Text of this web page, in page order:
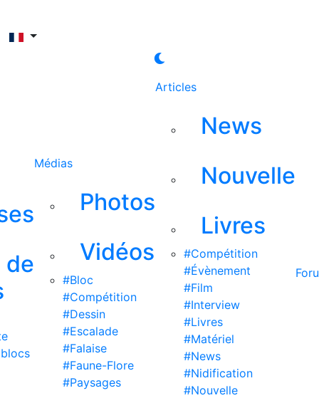
de
Médias
Photos
Vidéos
#Bloc
#Compétition
#Dessin
#Escalade
#Falaise
#Faune-Flore
#Paysages
Articles
News
Nouvelle
Livres
#Compétition
#Évènement
#Film
#Interview
#Livres
#Matériel
#News
#Nidification
#Nouvelle